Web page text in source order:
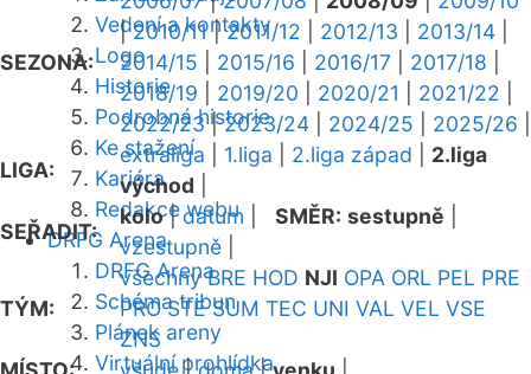
Vedení a kontakty
Logo
Historie
Podrobná historie
Ke stažení
Kariéra
Redakce webu
DRFG Arena
DRFG Arena
Schéma tribun
Plánek areny
Virtuální prohlídka
SEZONA:
|2010/11|2011/12 2012/13 2013/14
2014/15
2015/16 2016/17 2017/18
2018/19
2019/20 2020/21 2021/22
2022/23|2023/24 2024/25 2025/26
LIGA:
extraliga 1.liga 2.liga západ
2.liga
východ
SEŘADIT:
kolo|datum SMĚR: sestupně
vzestupně
TÝM:
všechny BRE HOD NJI OPA ORL PEL PRE
PRO STE SUM TEC UNI VAL VEL VSE
ZNS